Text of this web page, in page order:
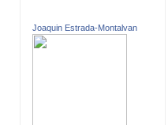
Joaquin Estrada-Montalvan